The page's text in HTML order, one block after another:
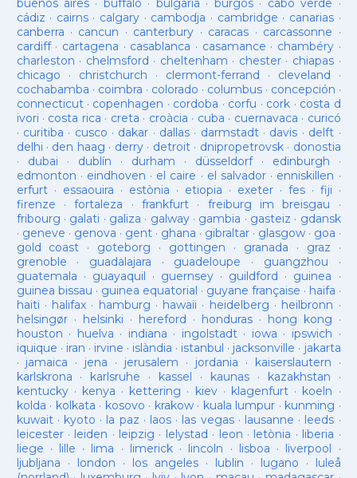
buenos aires· buffalo · bulgaria · burgos· cabo verde ·
cádiz · cairns· calgary · cambodja · cambridge · canarias·
canberra · cancun · canterbury · caracas · carcassonne ·
cardiff· cartagena · casablanca · casamance · chambéry·
charleston · chelmsford · cheltenham · chester· chiapas ·
chicago · christchurch · clermont-ferrand · cleveland ·
cochabamba · coimbra · colorado · columbus· concepción ·
connecticut· copenhagen · cordoba · corfu · cork · costa d
ivori · costa rica · creta · croàcia · cuba · cuernavaca · curicó
· curitiba · cusco · dakar · dallas · darmstadt· davis · delft ·
delhi · den haag · derry· detroit· dnipropetrovsk· donostia
· dubai · dublín · durham · düsseldorf· edinburgh ·
edmonton · eindhoven · el caire · el salvador · enniskillen ·
erfurt· essaouira · estònia · etiopia · exeter· fes· fiji ·
firenze ·fortaleza · frankfurt· freiburg im breisgau ·
fribourg · galati · galiza · galway· gambia · gasteiz · gdansk
· geneve · genova · gent· ghana · gibraltar· glasgow· goa ·
gold coast · goteborg · gottingen · granada · graz ·
grenoble · guadalajara · guadeloupe · guangzhou ·
guatemala · guayaquil · guernsey· guildford · guinea ·
guinea bissau · guinea equatorial · guyane française · haifa ·
haiti · halifax · hamburg · hawaii · heidelberg · heilbronn ·
helsingør· helsinki · hereford · honduras· hong kong ·
houston · huelva · indiana · ingolstadt· iowa · ipswich ·
iquique · iran · irvine · islàndia · istanbul · jacksonville · jakarta
· jamaica · jena · jerusalem · jordania · kaiserslautern ·
karlskrona · karlsruhe · kassel · kaunas· kazakhstan ·
kentucky· kenya · kettering · kiev· klagenfurt · koeln ·
kolda · kolkata · kosovo · krakow· kuala lumpur · kunming ·
kuwait· kyoto · la paz · laos· las vegas· lausanne · leeds ·
leicester· leiden · leipzig · lelystad · leon · letònia · liberia ·
liege · lille · lima · limerick· lincoln · lisboa · liverpool ·
ljubljana · london · los angeles· lublin · lugano · luleå